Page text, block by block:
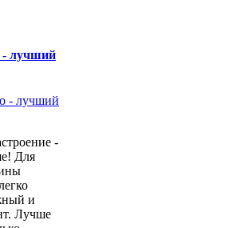
- лучший
-
Для
и
Лучше